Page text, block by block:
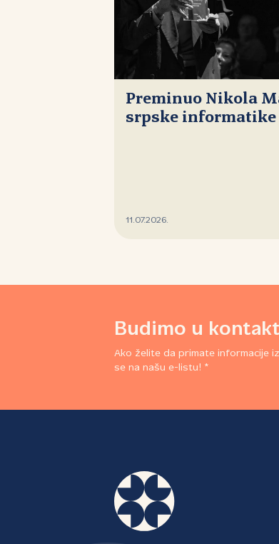
Preminuo Nikola
srpske informatike
11.07.2026.
Budimo u
Ako želite da primate informacije
se na našu e-listu! *